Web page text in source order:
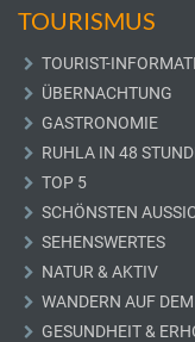
TOURISMUS
TOURIST-
ÜBERNACHTUNG
GASTRONOMIE
RUHLA IN 48
TOP 5
SCHÖNSTEN
SEHENSWERTES
NATUR & AKTIV
WANDERN AUF
GESUNDHEIT &